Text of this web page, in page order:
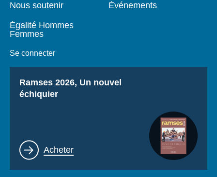
Nous soutenir
Égalité Hommes
Femmes
Se connecter
Événements
Titre
Ramses 2026, Un nouvel
échiquier
Lien
Acheter